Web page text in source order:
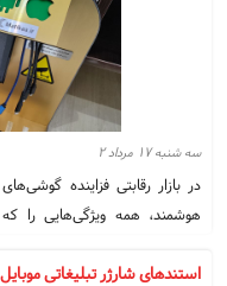
در بازار رقابتی فزاینده
هوشمند، همه ویژگی‌هایی را
سه شنبه ۱۷ مرداد ۲
استندهای شارژر تبلیغاتی موبایل